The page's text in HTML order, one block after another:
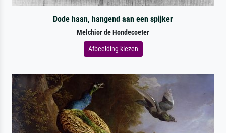
Dode haan, hangend aan een spijker
Melchior de Hondecoeter
Afbeelding kiezen